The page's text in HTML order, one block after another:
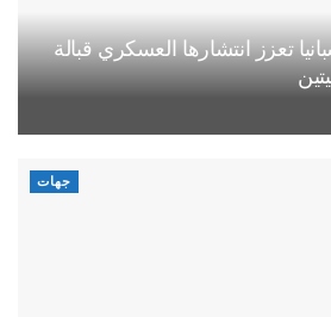
تعزز انتشارها العسكري قبالة
جهات